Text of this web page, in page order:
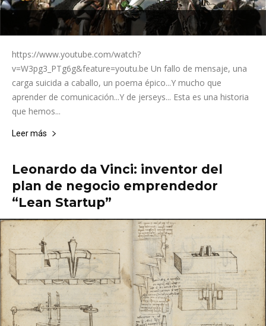
https://www.youtube.com/watch?
v=W3pg3_PTg6g&feature=youtu.be Un fallo de mensaje, una
carga suicida a caballo, un poema épico...Y mucho que
aprender de comunicación...Y de jerseys... Esta es una historia
que hemos...
Leer más
Leonardo da Vinci: inventor del
plan de negocio emprendedor
“Lean Startup”